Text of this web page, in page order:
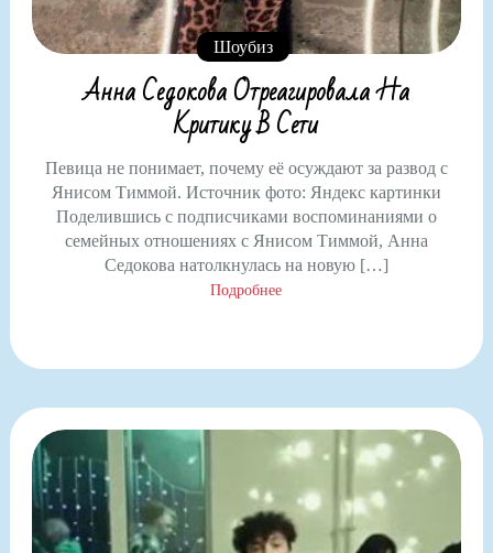
Шоубиз
Анна Седокова Отреагировала На
Критику В Сети
Певица не понимает, почему её осуждают за развод с
Янисом Тиммой. Источник фото: Яндекс картинки
Поделившись с подписчиками воспоминаниями о
семейных отношениях с Янисом Тиммой, Анна
Седокова натолкнулась на новую […]
Подробнее